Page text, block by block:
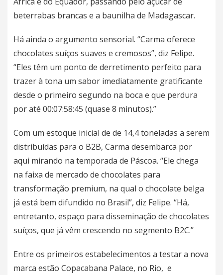
beterrabas brancas e a baunilha de Madagascar.
Há ainda o argumento sensorial. “Carma oferece
chocolates suíços suaves e cremosos”, diz Felipe.
“Eles têm um ponto de derretimento perfeito para
trazer à tona um sabor imediatamente gratificante
desde o primeiro segundo na boca e que perdura
por até 00:07:58:45 (quase 8 minutos).”
Com um estoque inicial de de 14,4 toneladas a serem
distribuídas para o B2B, Carma desembarca por
aqui mirando na temporada de Páscoa. “Ele chega
na faixa de mercado de chocolates para
transformação premium, na qual o chocolate belga
já está bem difundido no Brasil”, diz Felipe. “Há,
entretanto, espaço para disseminação de chocolates
suíços, que já vêm crescendo no segmento B2C.”
Entre os primeiros estabelecimentos a testar a nova
marca estão Copacabana Palace, no Rio, e